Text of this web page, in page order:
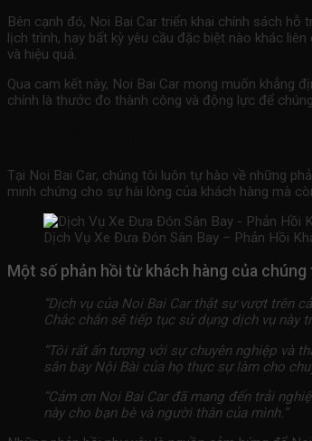
Bên cạnh đó, Noi Bai Car triển khai chính sách
lịch trình, hay bất kỳ yêu cầu đặc biệt nào khác
và hiệu quả.
Qua cam kết này, Noi Bai Car mong muốn khẳng
chính là thước đo thành công và động lực để
Tại Noi Bai Car, chúng tôi luôn tự hào về những
minh chứng cho sự hài lòng của khách hàng mà
Dịch Vụ Xe Đưa Đón Sân Bay – Phản Hồi
Một số phản hồi từ khách hàng của chúng
“Dịch vụ của Noi Bai Car thật sự vượt trên
Chắc chắn sẽ tiếp tục sử dụng dịch vụ này
“Tôi rất ấn tượng với sự chuyên nghiệp và
sân bayNội Bài của họ thực sự làm cho
“Cảm ơn Noi Bai Car đã mang đến trải
này cho bạn bè và người thân của mình.”